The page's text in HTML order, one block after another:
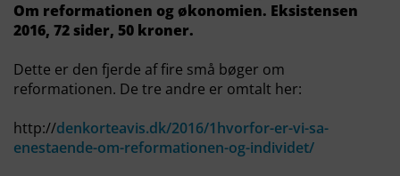
Om reformationen og økonomien. Eksistensen
2016, 72 sider, 50 kroner.
Dette er den fjerde af fire små bøger om
reformationen. De tre andre er omtalt her:
http://denkorteavis.dk/2016/1hvorfor-er-vi-sa-
enestaende-om-reformationen-og-individet/